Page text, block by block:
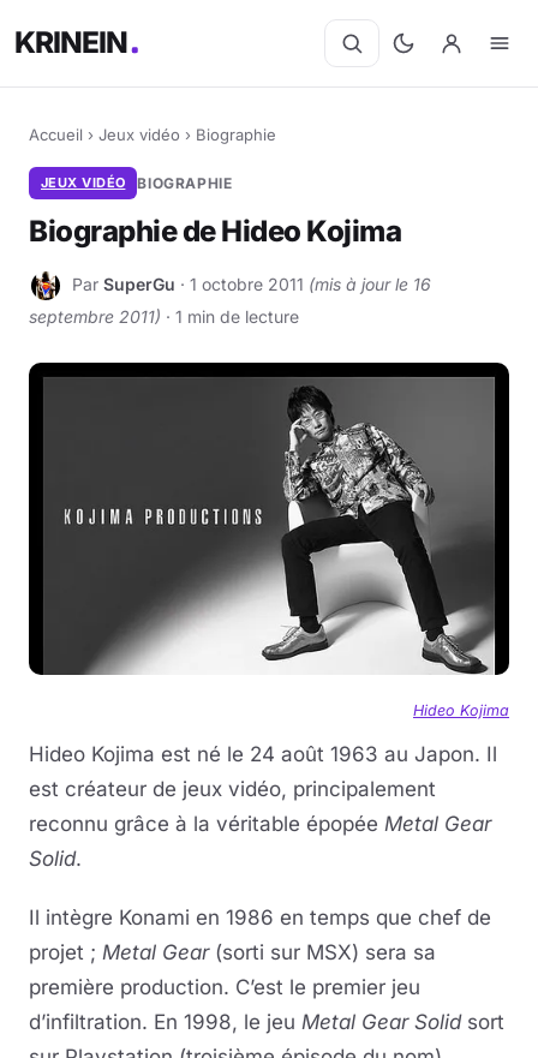
KRINEIN
Accueil › Jeux vidéo › Biographie
JEUX VIDÉO BIOGRAPHIE
Biographie de Hideo Kojima
S Par SuperGu · 1 octobre 2011 (mis à jour le 16
septembre 2011) · 1 min de lecture
Hideo Kojima
Hideo Kojima est né le 24 août 1963 au Japon. Il
est créateur de jeux vidéo, principalement
reconnu grâce à la véritable épopée Metal Gear
Solid.
Il intègre Konami en 1986 en temps que chef de
projet ; Metal Gear(sorti sur MSX) sera sa
première production. C’est le premier jeu
d’infiltration. En 1998, le jeu Metal Gear Solidsort